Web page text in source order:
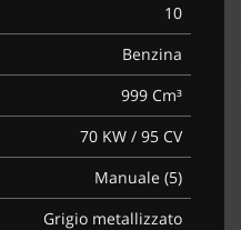
10
Benzina
999 Cm³
70 KW / 95 CV
Manuale (5)
Grigio metallizzato